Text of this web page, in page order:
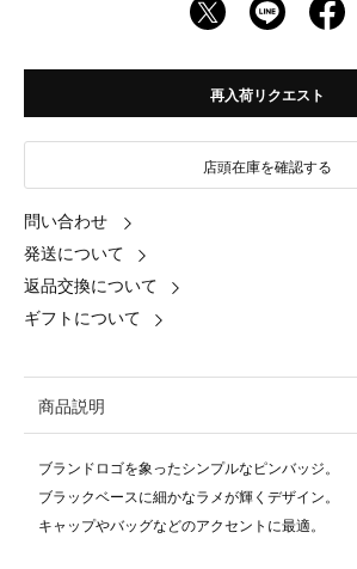
再入荷リクエスト
店頭在庫を確認する
問い合わせ
発送について
返品交換について
ギフトについて
商品説明
ブランドロゴを象ったシンプルなピンバッジ。
ブラックベースに細かなラメが輝くデザイン。
キャップやバッグなどのアクセントに最適。